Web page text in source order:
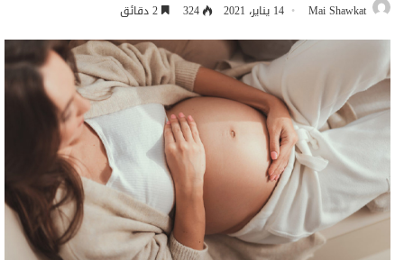
Mai Shawkat 14 يناير، 2021 324